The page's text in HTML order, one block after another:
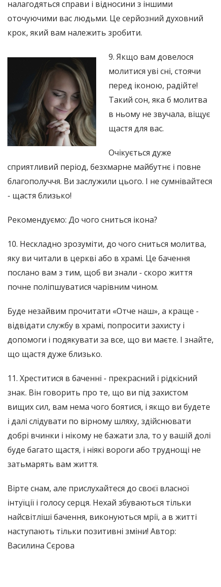
налагодяться справи і відносини з іншими
оточуючими вас людьми. Це серйозний духовний
крок, який вам належить зробити.
9. Якщо вам довелося
молитися уві сні, стоячи
перед іконою, радійте!
Такий сон, яка б молитва
в ньому не звучала, віщує
щастя для вас.
Очікується дуже
сприятливий період, безхмарне майбутнє і повне
благополуччя. Ви заслужили цього. І не сумнівайтеся
- щастя близько!
Рекомендуємо: До чого сниться ікона?
10. Нескладно зрозуміти, до чого сниться молитва,
яку ви читали в церкві або в храмі. Це бачення
послано вам з тим, щоб ви знали - скоро життя
почне поліпшуватися чарівним чином.
Буде незайвим прочитати «Отче наш», а краще -
відвідати службу в храмі, попросити захисту і
допомоги і подякувати за все, що ви маєте. І знайте,
що щастя дуже близько.
11. Хреститися в баченні - прекрасний і рідкісний
знак. Він говорить про те, що ви під захистом
вищих сил, вам нема чого боятися, і якщо ви будете
і далі слідувати по вірному шляху, здійснювати
добрі вчинки і нікому не бажати зла, то у вашій долі
буде багато щастя, і ніякі вороги або труднощі не
затьмарять вам життя.
Вірте снам, але прислухайтеся до своєї власної
інтуїції і голосу серця. Нехай збуваються тільки
найсвітліші бачення, виконуються мрії, а в житті
наступають тільки позитивні зміни! Автор:
Василина Сєрова